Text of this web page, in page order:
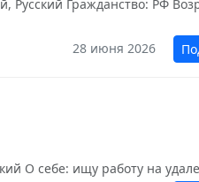
Русский Гражданство: РФ
28 июня 2026
О себе: ищу работу на